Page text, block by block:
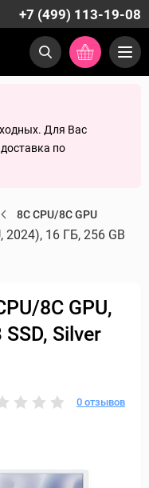
+7 (499) 113-19-08
Для Вас
по
8C CPU/8C GPU
2024), 16 ГБ, 256 GB
8C GPU,
Silver
0 отзывов